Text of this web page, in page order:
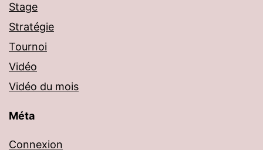
Stage
Stratégie
Tournoi
Vidéo
Vidéo du mois
Méta
Connexion